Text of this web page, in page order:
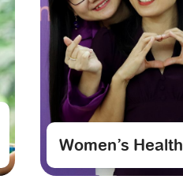
Women’s Health